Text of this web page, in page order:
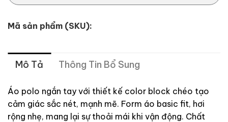
Mã sản phẩm (SKU):
Mô Tả Thông Tin Bổ Sung
Áo polo ngắn tay với thiết kế color block chéo tạo
cảm giác sắc nét, mạnh mẽ. Form áo basic fit, hơi
rộng nhẹ, mang lại sự thoải mái khi vận động. Chất